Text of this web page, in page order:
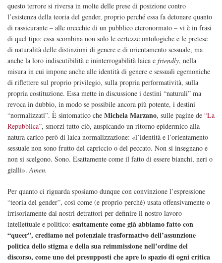
questo terrore si riversa in molte delle prese di posizione contro
l’esistenza della teoria del gender, proprio perché essa fa detonare quanto
di rassicurante – alle orecchie di un pubblico eteronormato – vi è in frasi
di quel tipo: essa scombina non solo le certezze ontologiche e le pretese
di naturalità delle distinzioni di genere e di orientamento sessuale, ma
anche la loro indiscutibilità e ininterrogabilità laica e friendly, nella
misura in cui impone anche alle identità di genere e sessuali egemoniche
di riflettere sul proprio privilegio, sulla propria performatività, sulla
propria costituzione. Essa mette in discussione i destini “naturali” ma
revoca in dubbio, in modo se possibile ancora più potente, i destini
“normalizzati”. È sintomatico che Michela Marzano, sulle pagine de “La
Repubblica”, smorzi tutto ciò, auspicando un ritorno epidermico alla
natura carico però di laica normalizzazione: «l’identità e l’orientamento
sessuale non sono frutto del capriccio o del peccato. Non si insegnano e
non si scelgono. Sono. Esattamente come il fatto di essere bianchi, neri o
gialli».Amen.
Per quanto ci riguarda sposiamo dunque con convinzione l’espressione
“teoria del gender”, così come (e proprio perché) usata offensivamente o
irrisoriamente dai nostri detrattori per definire il nostro lavoro
intellettuale e politico: esattamente come già abbiamo fatto con
“queer”, crediamo nel potenziale trasformativo dell’assunzione
politica dello stigma e della sua reimmissione nell’ordine del
discorso, come uno dei presupposti che apre lo spazio di ogni critica